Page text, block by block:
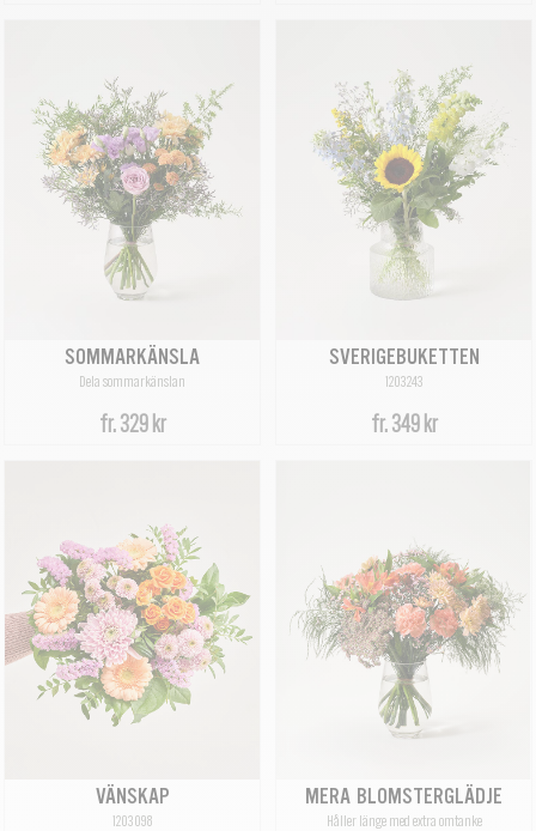
SOMMARKÄNSLA
Dela sommarkänslan
fr.329 kr
SVERIGEBUKETTEN
1203243
fr.349 kr
VÄNSKAP
1203098
MERA BLOMSTERGLÄDJE
Håller länge med extra omtanke